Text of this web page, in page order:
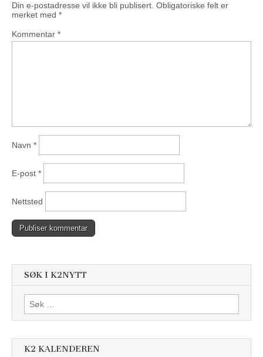
Din e-postadresse vil ikke bli publisert. Obligatoriske felt er
merket med *
Kommentar *
Navn *
E-post *
Nettsted
SØK I K2NYTT
Søk
etter:
K2 KALENDEREN